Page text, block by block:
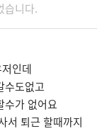
습니다.
인데
수도없고
수가 없어요
서 퇴근 할때까지